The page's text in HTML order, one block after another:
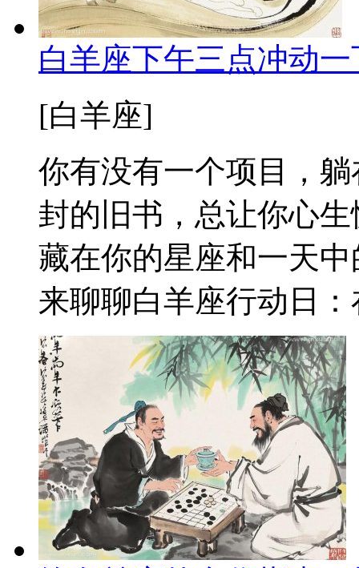
白羊座下午三点冲动
[白羊座]
你有没有一个项目，
封的旧书，总让你心
藏在你的星座和一天
来聊聊白羊座行动日